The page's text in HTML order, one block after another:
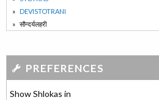
DEVISTOTRANI
सौन्दर्यलहरी
PREFERENCES
Show Shlokas in